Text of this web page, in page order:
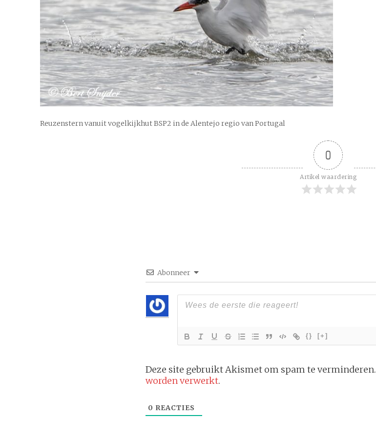
Reuzenstern vanuit vogelkijkhut BSP2 in de Alentejo regio van Portugal
0
Artikel waardering
Abonneer
{} [+]
Deze site gebruikt Akismet om spam te verminderen.
worden verwerkt.
0 REACTIES